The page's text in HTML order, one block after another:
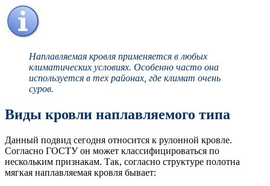
Наплавляемая кровля применяется в любых
климатических условиях. Особенно часто она
используется в тех районах, где климат очень
суров.
Виды кровли наплавляемого типа
Данный подвид сегодня относится к рулонной кровле.
Согласно ГОСТУ он может классифицироваться по
нескольким признакам. Так, согласно структуре полотна
мягкая наплавляемая кровля бывает: